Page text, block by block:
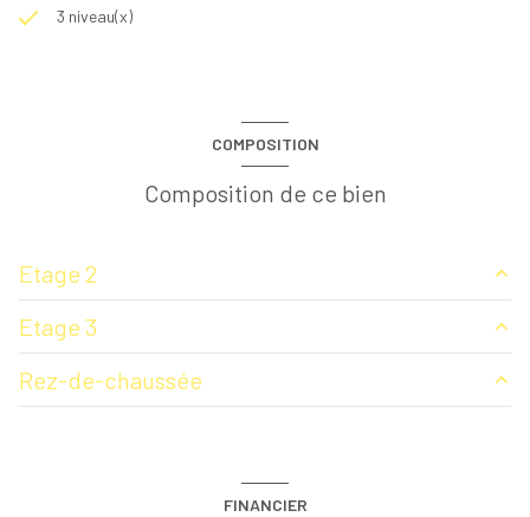
3 niveau(x)
COMPOSITION
Composition de ce bien
Etage 2
chambre
cuisine 17 m²
Etage 3
chambre
Rez-de-chaussée
FINANCIER